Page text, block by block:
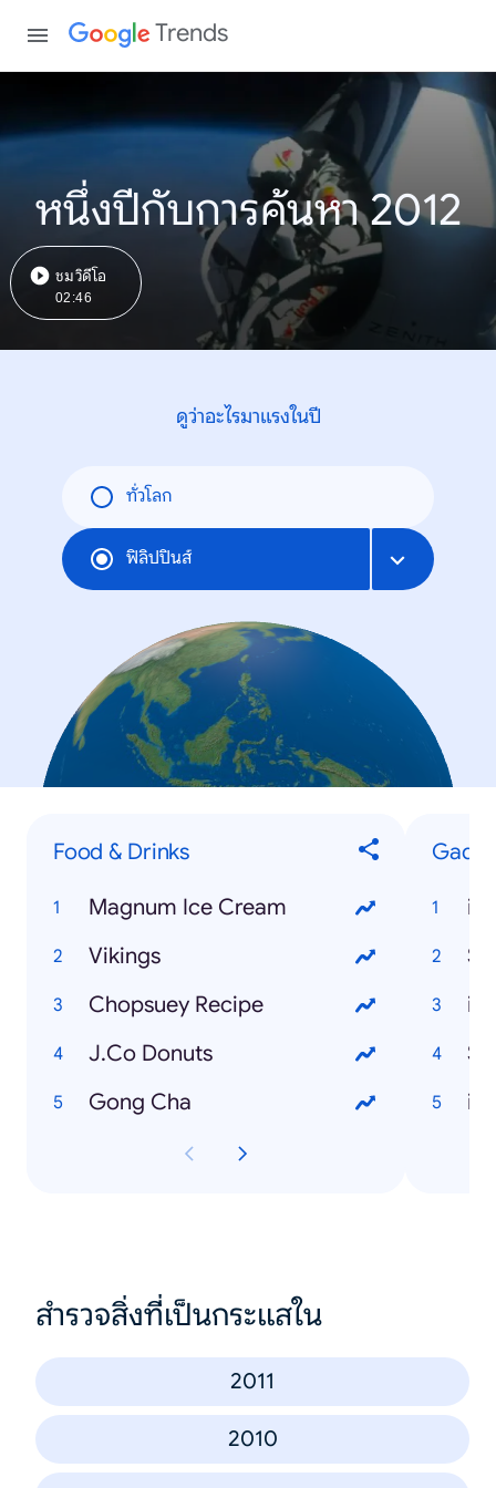
Trends
หนึ่งปีกับการค้นหา 2012
ชมวิดีโอ
02:46
ดูว่าอะไรมาแรงในปี
ทั่วโลก
ฟิลิปปินส์
Food & Drinks
Magnum Ice Cream
Vikings
Chopsuey Recipe
J.Co Donuts
Gong Cha
สำรวจสิ่งที่เป็นกระแสใน
2011
2010